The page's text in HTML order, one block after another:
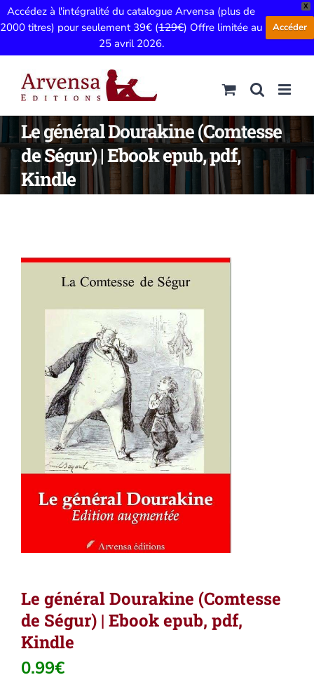
X
Accédez à l'intégralité du catalogue Arvensa (plus de
2000 titres) pour seulement 39€ (129€) Offre limitée au
25 avril 2026.
Accéder
contenu
Le général Dourakine (Comtesse
de Ségur) | Ebook epub, pdf,
Kindle
Le général Dourakine (Comtesse
de Ségur) | Ebook epub, pdf,
Kindle
0.99€